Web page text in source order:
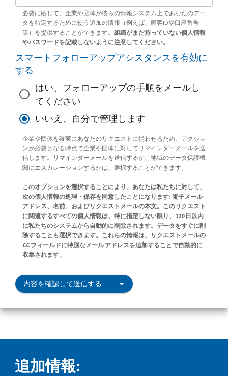
必要に応じて、企業や団体が彼らの情報システム上であなたのデー
タを特定するために使う追加の情報（例えば、顧客IDや口座番号
等）を提供することができます。 組織がまだ持っていない個人情報
やパスワードを記載しないように注意してください。
スマートフォローアップアシスタンスを有効に
する
はい、フォローアップの手順をメールし
てください
いいえ、自分で管理します
企業や団体を確実にあなたのリクエストに従わせるため、アクショ
ンが必要となる時点で企業や団体に対してリマインダーメールを送
信します。リマインダーメールを送信するか、地域のデータ保護機
関にエスカレーションするかは、選択することができます。
このオプションを選択することにより、あなたは私たちに対して、
次の個人情報の処理・保存を同意したことになります: 電子メール
アドレス、名前、およびリクエストメールの本文。このリクエスト
に関連するすべての個人情報は、特に指定しない限り、120 日以内
に私たちのシステムから自動的に削除されます。データをすぐに削
除することも選択できます。これらの情報は、リクエストメールの
CC フィールドに特別なメール アドレスを追加することで自動的に
収集されます。
内容を確認して送信する
追加情報: